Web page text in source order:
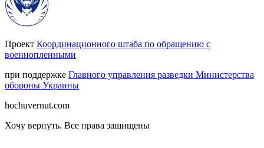
Проект Координационного штаба по обращению с
военнопленными
при поддержке Главного управления разведки Министерства
обороны Украины
hochuvernut.com
Хочу вернуть. Все права защищены